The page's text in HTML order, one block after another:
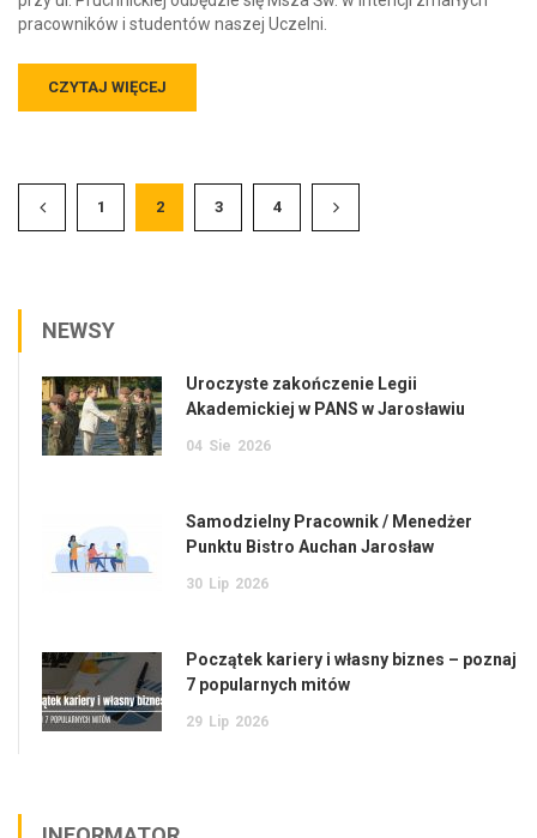
pracowników i studentów naszej Uczelni.
CZYTAJ WIĘCEJ
1 2 3 4
NEWSY
Uroczyste zakończenie Legii
Akademickiej w PANS w Jarosławiu
04 Sie 2026
Samodzielny Pracownik / Menedżer
Punktu Bistro Auchan Jarosław
30 Lip 2026
Początek kariery i własny biznes – poznaj
7 popularnych mitów
29 Lip 2026